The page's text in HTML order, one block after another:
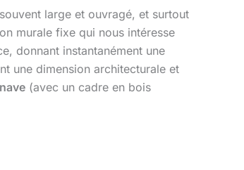
souvent large et ouvragé, et surtout
murale fixe qui nous intéresse
donnant instantanément une
une dimension architecturale et
(avec un cadre en bois